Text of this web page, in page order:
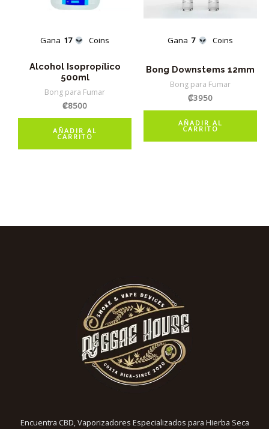
Gana 17 Coins
Alcohol Isopropílico
500ml
Bong para Fumar
₡8500
AÑADIR AL
CARRITO
Gana 7 Coins
Bong Downstems 12mm
Bong para Fumar
₡3950
AÑADIR AL
CARRITO
Encuentra CBD, Vaporizadores Especializados para Hierba Seca